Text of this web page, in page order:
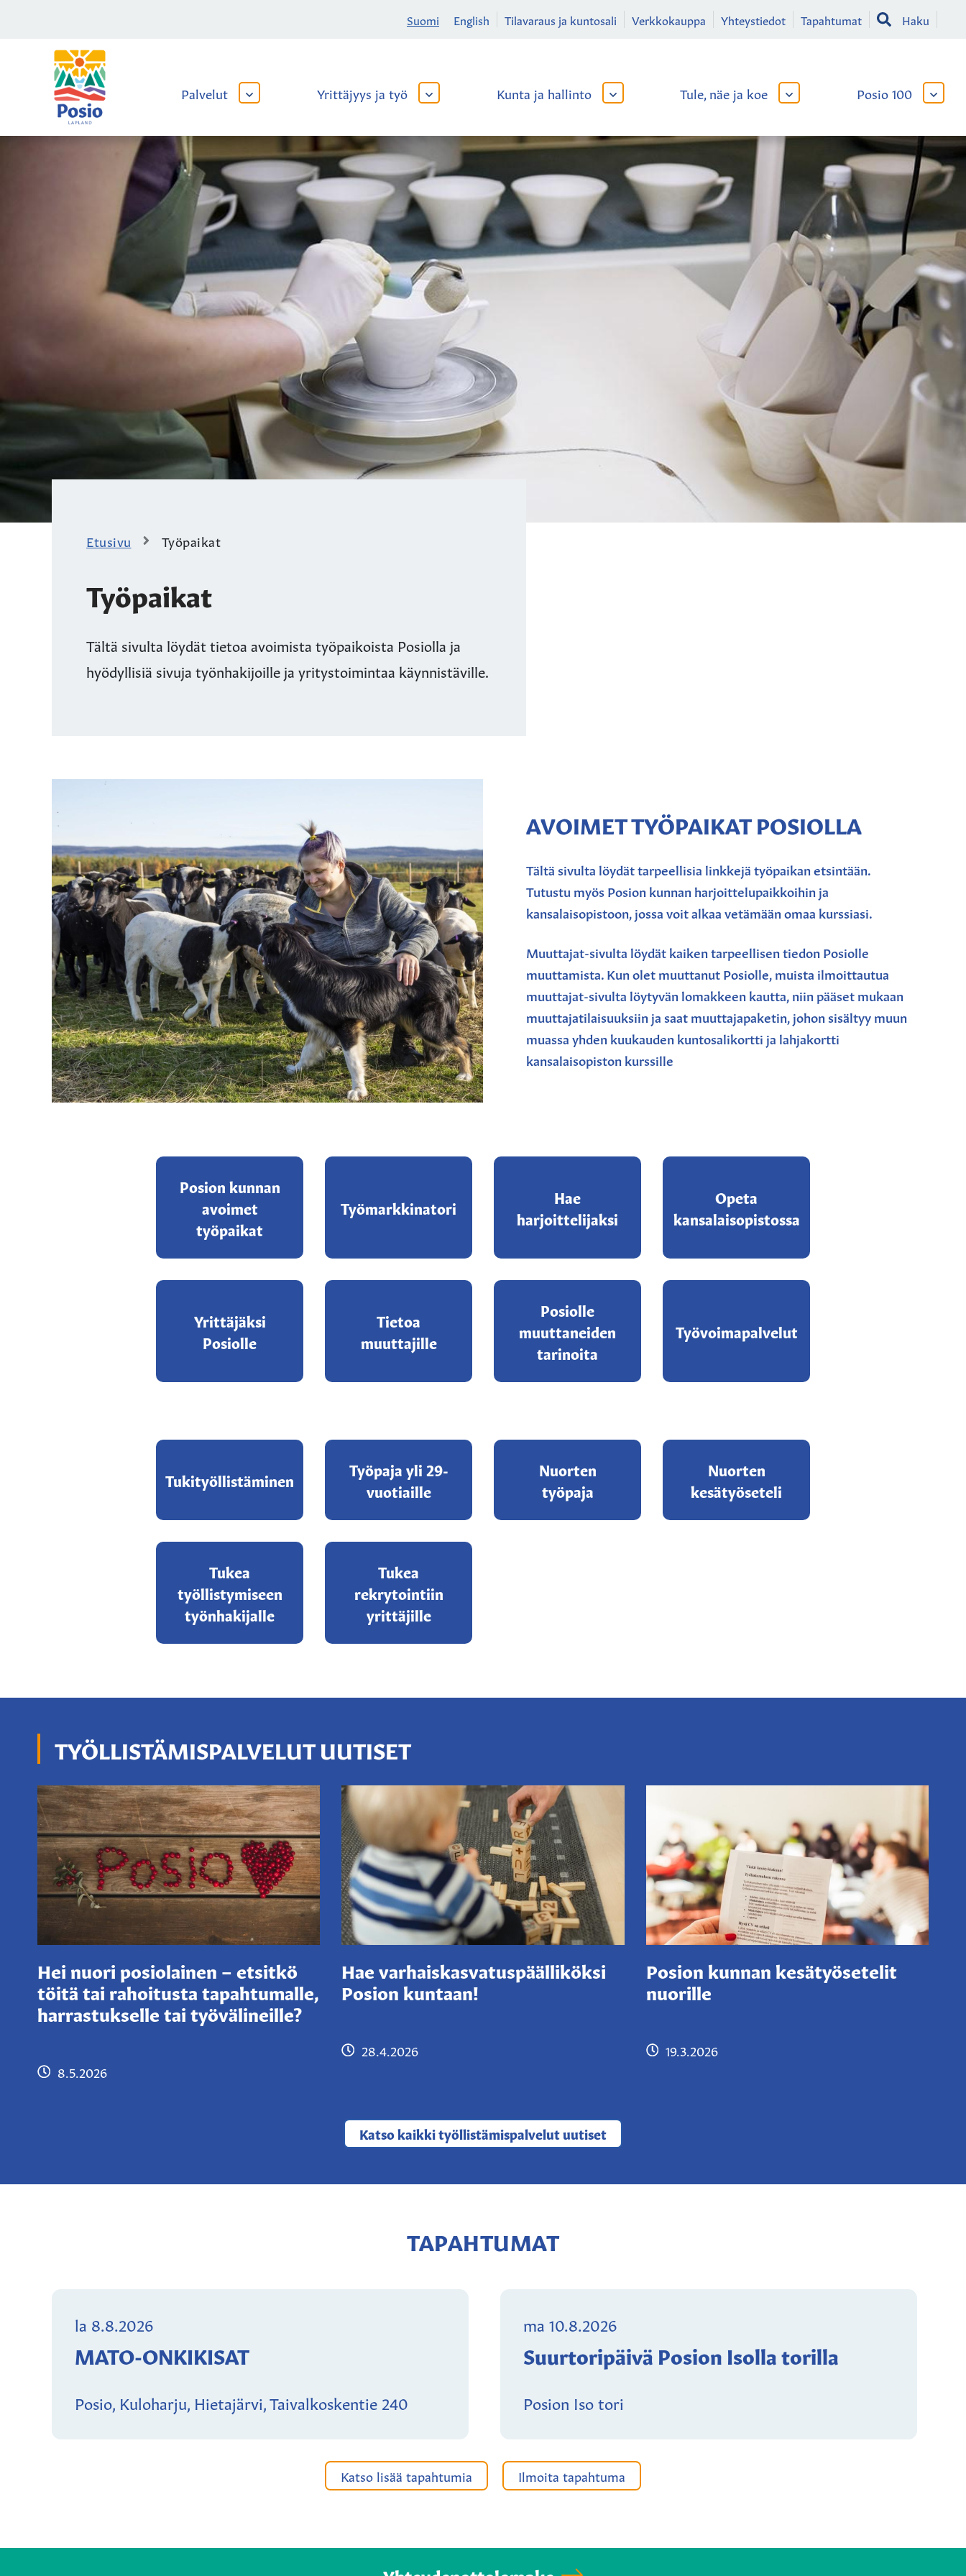
Suomi English Tilavaraus ja kuntosali Verkkokauppa Yhteystiedot Tapahtumat Haku
Kaupungin
logo
Palvelut
AVAA
Yrittäjyys ja työ
AVAA
ALAVALIKKO
Kunta ja hallinto
AVAA
ALAVALIKKO
Tule, näe ja koe
AVAA
ALAVALIKKO
Posio 100
AVAA
Etusivu Työpaikat
Työpaikat
Tältä sivulta löydät tietoa avoimista työpaikoista Posiolla ja
hyödyllisiä sivuja työnhakijoille ja yritystoimintaa käynnistäville.
AVOIMET TYÖPAIKAT POSIOLLA
Tältä sivulta löydät tarpeellisia linkkejä työpaikan etsintään.
Tutustu myös Posion kunnan harjoittelupaikkoihin ja
kansalaisopistoon, jossa voit alkaa vetämään omaa kurssiasi.
Muuttajat-sivulta löydät kaiken tarpeellisen tiedon Posiolle
muuttamista. Kun olet muuttanut Posiolle, muista ilmoittautua
muuttajat-sivulta löytyvän lomakkeen kautta, niin pääset mukaan
muuttajatilaisuuksiin ja saat muuttajapaketin, johon sisältyy muun
muassa yhden kuukauden kuntosalikortti ja lahjakortti
kansalaisopiston kurssille
Posion kunnan
avoimet
työpaikat
Työmarkkinatori
Hae
harjoittelijaksi
Opeta
kansalaisopistossa
Yrittäjäksi
Posiolle
Tietoa
muuttajille
Posiolle
muuttaneiden
tarinoita
Työvoimapalvelut
Tukityöllistäminen
Työpaja yli 29-
vuotiaille
Nuorten
työpaja
Nuorten
kesätyöseteli
Tukea
työllistymiseen
työnhakijalle
Tukea
rekrytointiin
yrittäjille
TYÖLLISTÄMISPALVELUT UUTISET
8.5.2026
Hei nuori posiolainen – etsitkö
töitä tai rahoitusta tapahtumalle,
harrastukselle tai työvälineille?
28.4.2026
Hae varhaiskasvatuspäälliköksi
Posion kuntaan!
19.3.2026
Posion kunnan kesätyösetelit
nuorille
Katso kaikkityöllistämispalvelut uutiset
TAPAHTUMAT
la 8.8.2026
MATO-ONKIKISAT
Posio, Kuloharju, Hietajärvi, Taivalkoskentie 240
ma 10.8.2026
Suurtoripäivä Posion Isolla torilla
Posion Iso tori
Katso lisää tapahtumia Ilmoita tapahtuma